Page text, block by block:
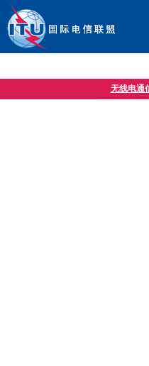
无线电通